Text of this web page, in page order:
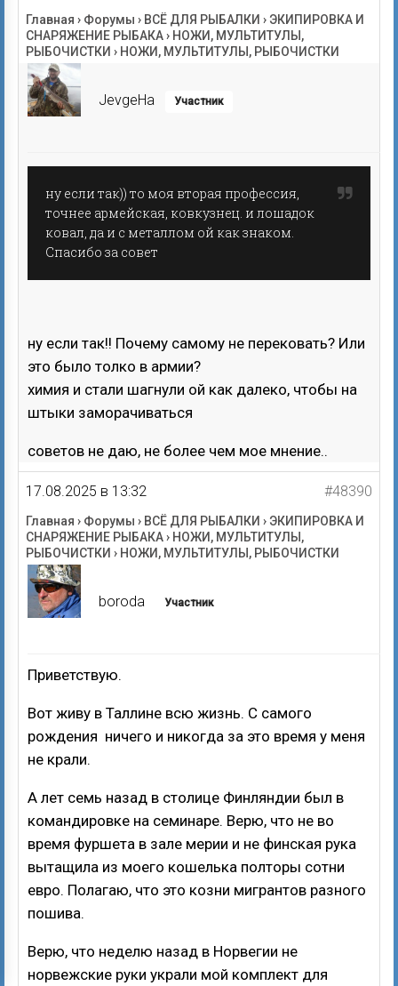
Главная › Форумы › ВСЁ ДЛЯ РЫБАЛКИ › ЭКИПИРОВКА И
СНАРЯЖЕНИЕ РЫБАКА› НОЖИ, МУЛЬТИТУЛЫ,
РЫБОЧИСТКИ › НОЖИ, МУЛЬТИТУЛЫ, РЫБОЧИСТКИ
JevgeHa Участник
ну если так)) то моя вторая профессия,
точнее армейская, ковкузнец. и лошадок
ковал, да и с металлом ой как знаком.
Спасибо за совет
ну если так!! Почему самому не перековать? Или
это было толко в армии?
химия и стали шагнули ой как далеко, чтобы на
штыки заморачиваться
советов не даю, не более чем мое мнение..
17.08.2025 в 13:32 #48390
Главная › Форумы › ВСЁ ДЛЯ РЫБАЛКИ › ЭКИПИРОВКА И
СНАРЯЖЕНИЕ РЫБАКА› НОЖИ, МУЛЬТИТУЛЫ,
РЫБОЧИСТКИ › НОЖИ, МУЛЬТИТУЛЫ, РЫБОЧИСТКИ
boroda Участник
Приветствую.
Вот живу в Таллине всю жизнь. С самого
рождения ничего и никогда за это время у меня
не крали.
А лет семь назад в столице Финляндии был в
командировке на семинаре. Верю, что не во
время фуршета в зале мерии и не финская рука
вытащила из моего кошелька полторы сотни
евро. Полагаю, что это козни мигрантов разного
пошива.
Верю, что неделю назад в Норвегии не
норвежские руки украли мой комплект для